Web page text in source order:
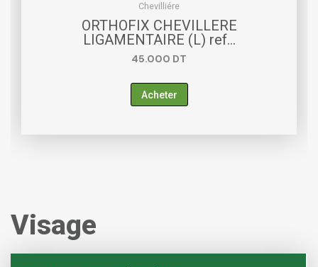
Chevilliére
ORTHOFIX CHEVILLERE
LIGAMENTAIRE (L) ref…
45.000 DT
Acheter
Visage